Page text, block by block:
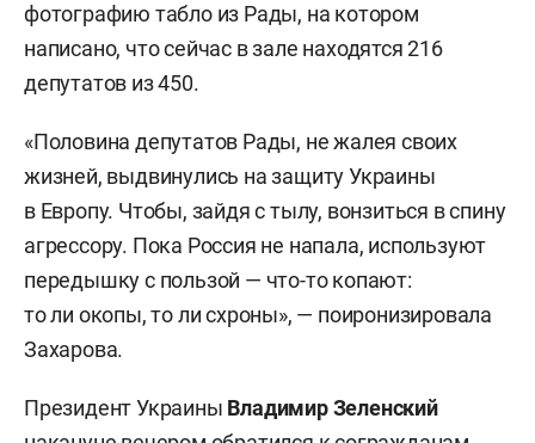
фотографию табло из Рады, на котором
написано, что сейчас в зале находятся 216
депутатов из 450.
«Половина депутатов Рады, не жалея своих
жизней, выдвинулись на защиту Украины
в Европу. Чтобы, зайдя с тылу, вонзиться в спину
агрессору. Пока Россия не напала, используют
передышку с пользой — что-то копают:
то ли окопы, то ли схроны», — поиронизировала
Захарова.
Президент Украины Владимир Зеленский